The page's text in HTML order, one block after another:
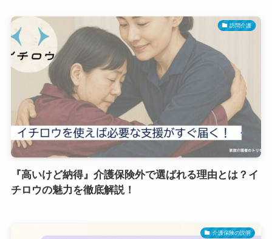
訪問介護
『高いけど納得』介護保険外で選ばれる理由とは？イ
チロウの魅力を徹底解説！
介護保険の説明